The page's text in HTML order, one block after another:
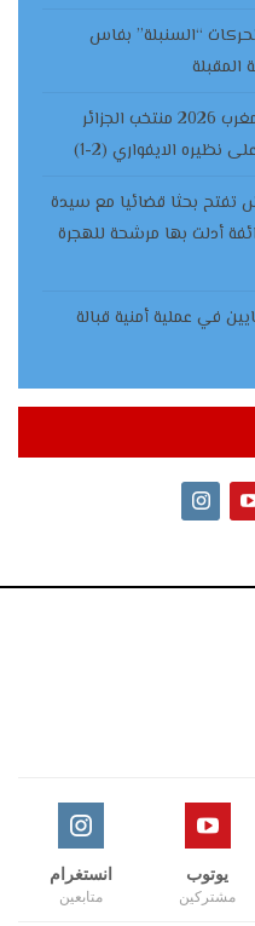
“السنبلة” بفاس
المقبلة
كأس أمم إفريقيا للسيدات – المغرب 2026 منتخب الجزائر
الايفواري (2-1)
تفتح بحثا قضائيا مع سيدة
أدلت بها مرشحة للهجرة
الكوكايين في عملية أمنية قبالة
يوتوب
مشتركين
انستغرام
متابعين